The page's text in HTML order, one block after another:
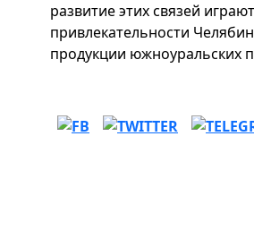
развитие этих связей
привлекательности
продукции южноуральских